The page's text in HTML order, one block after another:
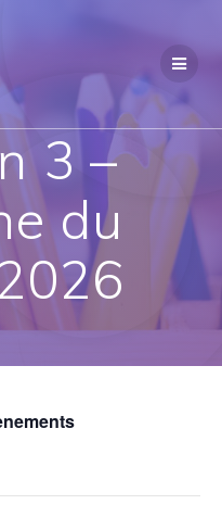
3 –
du